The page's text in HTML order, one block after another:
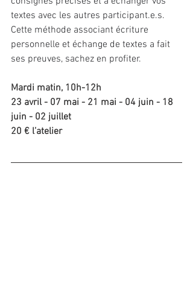
textes avec les autres participant.e.s.
Cette méthode associant écriture
personnelle et échange de textes a fait
ses preuves, sachez en profiter.
Mardi matin, 10h-12h
23 avril - 07 mai - 21 mai - 04 juin - 18
juin - 02 juillet
20 € l’atelier